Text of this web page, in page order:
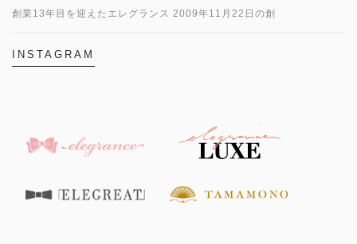
創業13年目を迎えたエレグランス 2009年11月22日の創
INSTAGRAM